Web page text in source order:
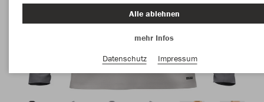
Alle ablehnen
mehr Infos
Datenschutz
Impressum